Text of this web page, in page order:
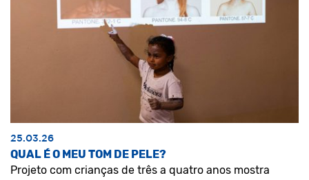
25.03.26
QUAL É O MEU TOM DE PELE?
Projeto com crianças de três a quatro anos mostra